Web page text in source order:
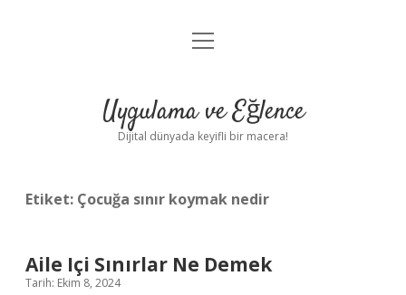
Anasayfa
Yasal Uyarı
menüyü
Uygulama ve Eğlence
Dijital dünyada keyifli bir macera!
Etiket: Çocuğa sınır koymak nedir
Aile Içi Sınırlar Ne Demek
Tarih: Ekim 8, 2024